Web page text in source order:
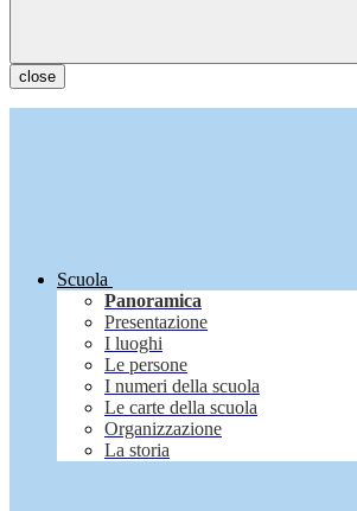
close
Scuola
Panoramica
Presentazione
I luoghi
Le persone
I numeri della scuola
Le carte della scuola
Organizzazione
La storia